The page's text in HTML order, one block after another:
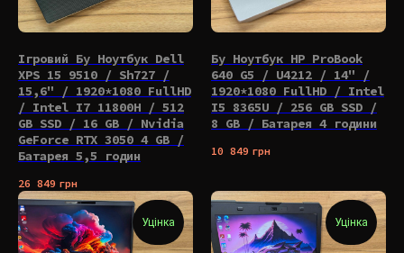
Ігровий Бу Ноутбук Dell
XPS 15 9510 / Sh727 /
15,6" / 1920*1080 FullHD
/ Intel I7 11800H / 512
GB SSD / 16 GB / Nvidia
GeForce RTX 3050 4 GB /
Батарея 5,5 годин
26 849 грн
Бу Ноутбук HP ProBook
640 G5 / U4212 / 14" /
1920*1080 FullHD / Intel
I5 8365U / 256 GB SSD /
8 GB / Батарея 4 години
10 849 грн
Уцінка Уцінка